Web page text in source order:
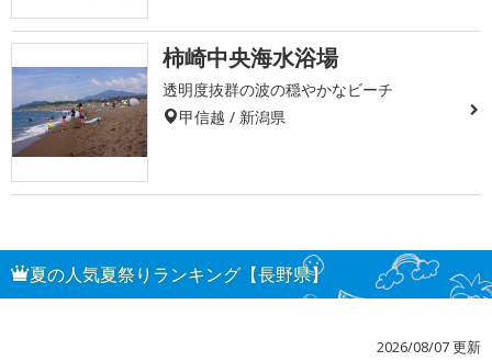
柿崎中央海水浴場
透明度抜群の波の穏やかなビーチ
甲信越 / 新潟県
夏の人気夏祭りランキング【長野県】
2026/08/07 更新